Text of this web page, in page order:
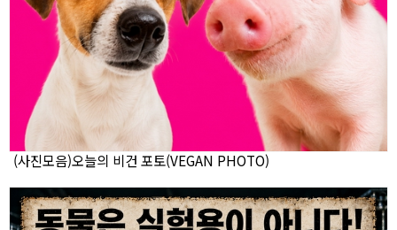
(사진모음)오늘의 비건 포토(VEGAN PHOTO)